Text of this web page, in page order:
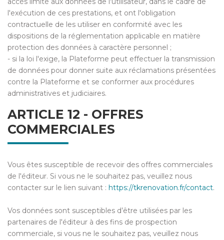
l'exécution de ces prestations, et ont l'obligation
contractuelle de les utiliser en conformité avec les
dispositions de la réglementation applicable en matière
protection des données à caractère personnel ;
- si la loi l'exige, la Plateforme peut effectuer la transmission
de données pour donner suite aux réclamations présentées
contre la Plateforme et se conformer aux procédures
administratives et judiciaires.
ARTICLE 12 - OFFRES
COMMERCIALES
Vous êtes susceptible de recevoir des offres commerciales
de l'éditeur. Si vous ne le souhaitez pas, veuillez nous
contacter sur le lien suivant : https://tkrenovation.fr/contact.
Vos données sont susceptibles d’être utilisées par les
partenaires de l'éditeur à des fins de prospection
commerciale, si vous ne le souhaitez pas, veuillez nous